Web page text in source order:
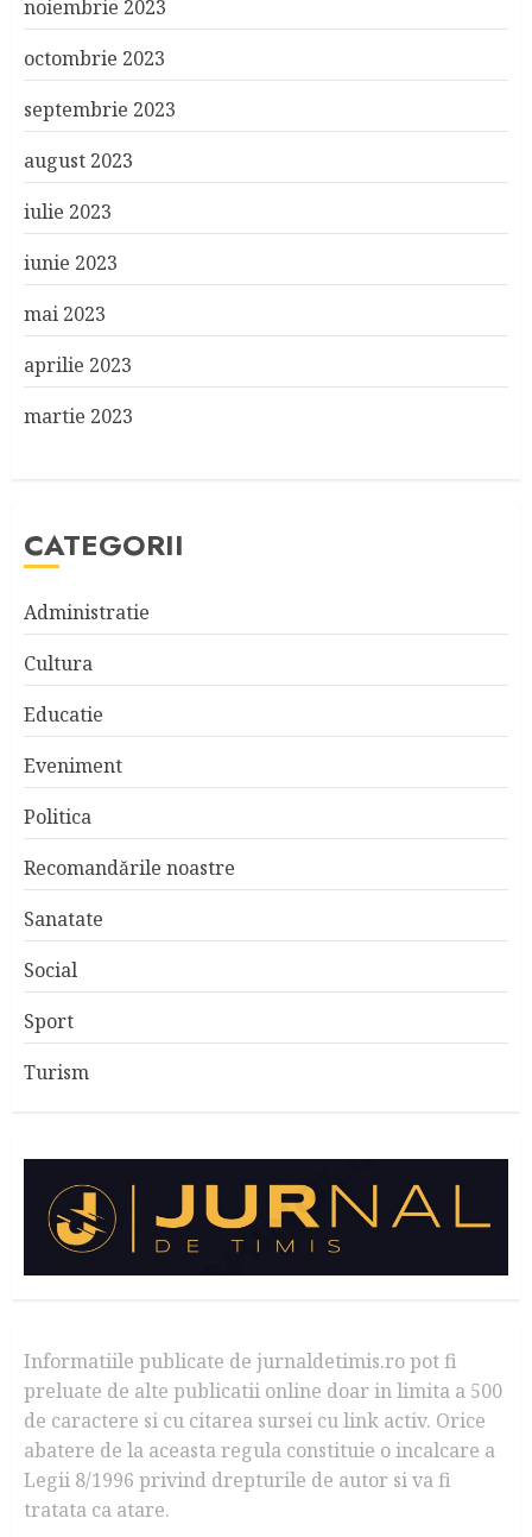
noiembrie 2023
octombrie 2023
septembrie 2023
august 2023
iulie 2023
iunie 2023
mai 2023
aprilie 2023
martie 2023
CATEGORII
Administratie
Cultura
Educatie
Eveniment
Politica
Recomandările noastre
Sanatate
Social
Sport
Turism
Informatiile publicate de jurnaldetimis.ro pot fi
preluate de alte publicatii online doar in limita a 500
de caractere si cu citarea sursei cu link activ. Orice
abatere de la aceasta regula constituie o incalcare a
Legii 8/1996 privind drepturile de autor si va fi
tratata ca atare.